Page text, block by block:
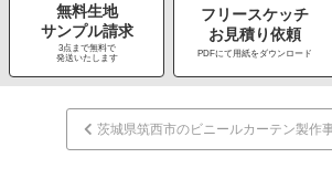
無料生地
サンプル請求
3点まで無料で
発送いたします
フリースケッチ
お見積り依頼
PDFにて用紙をダウンロード
茨城県筑西市のビニールカーテン製作